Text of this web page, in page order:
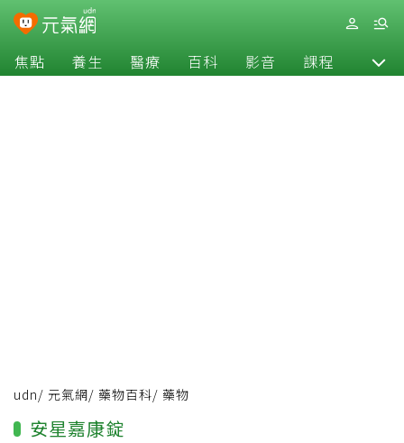
焦點 養生 醫療 百科 影音 課程 退休
udn/ 元氣網/ 藥物百科/ 藥物
安星嘉康錠